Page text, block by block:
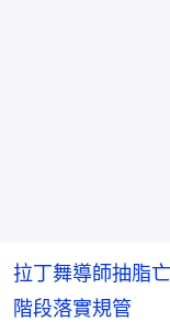
拉丁舞導師抽脂
階段落實規管